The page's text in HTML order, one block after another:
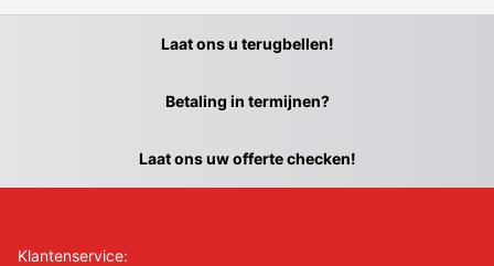
Laat ons u terugbellen!
Betaling in termijnen?
Laat ons uw offerte checken!
Klantenservice: